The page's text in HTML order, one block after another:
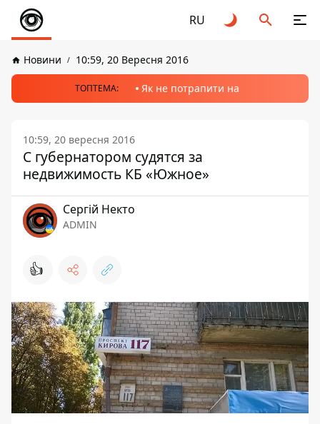
RU
Новини 10:59, 20 Вересня 2016
ТОПТЕМА: Як не потрапити на
10:59, 20 вересня 2016
С губернатором судятся за
недвижимость КБ «Южное»
Сергій Некто
ADMIN
👍